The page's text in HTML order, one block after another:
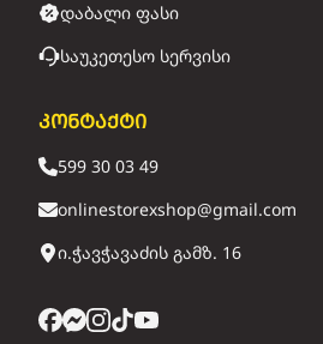
დაბალი ფასი
საუკეთესო სერვისი
კონტაქტი
599 30 03 49
onlinestorexshop@gmail.com
ი.ჭავჭავაძის გამზ. 16